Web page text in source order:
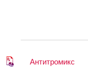
Антитромикс